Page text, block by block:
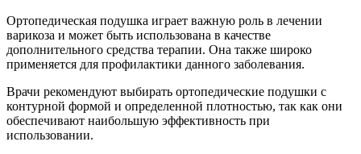
Ортопедическая подушка играет важную роль в лечении
варикоза и может быть использована в качестве
дополнительного средства терапии. Она также широко
применяется для профилактики данного заболевания.
Врачи рекомендуют выбирать ортопедические подушки с
контурной формой и определенной плотностью, так как они
обеспечивают наибольшую эффективность при
использовании.